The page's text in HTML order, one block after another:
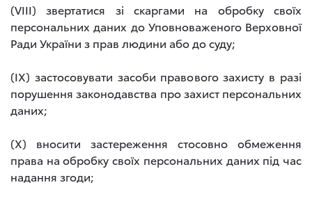
(VIII) звертатися зі скаргами на обробку своїх
персональних даних до Уповноваженого Верховної
Ради України з прав людини або до суду;
(IX) застосовувати засоби правового захисту в разі
порушення законодавства про захист персональних
даних;
(X) вносити застереження стосовно обмеження
права на обробку своїх персональних даних під час
надання згоди;